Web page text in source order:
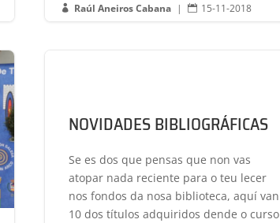
 Raúl Aneiros Cabana |  15-11-2018
NOVIDADES BIBLIOGRÁFICAS
Se es dos que pensas que non vas
atopar nada reciente para o teu lecer
nos fondos da nosa biblioteca, aquí van
10 dos títulos adquiridos dende o curso